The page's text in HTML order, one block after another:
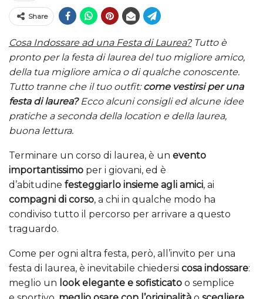
Share
Cosa Indossare ad una Festa di Laurea?Tutto è
pronto per la festa di laurea del tuo migliore amico,
della tua migliore amica o di qualche conoscente.
Tutto tranne che il tuo outfit:come vestirsi per una
festa di laurea?Ecco alcuni consigli ed alcune idee
pratiche a seconda della location e della laurea,
buona lettura.
Terminare un corso di laurea, è un evento
importantissimo per i giovani, ed è
d’abitudine festeggiarlo insieme agli amici, ai
compagni di corso, a chi in qualche modo ha
condiviso tutto il percorso per arrivare a questo
traguardo.
Come per ogni altra festa, però, all’invito per una
festa di laurea, è inevitabile chiedersi cosa indossare:
meglio un look elegante e sofisticato o semplice